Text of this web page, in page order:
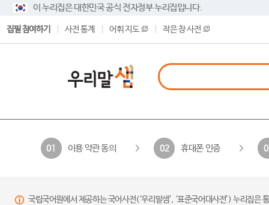
이 누리집은 대한민국 공식 전자정부 누리집입니다.
집필 참여하기 사전 통계 어휘 지도 작은 창 사전
01 이용 약관 동의 02 휴대폰 인증
국립국어원에서 제공하는 국어사전(‘우리말샘’, ‘표준국어대사전’) 누리집